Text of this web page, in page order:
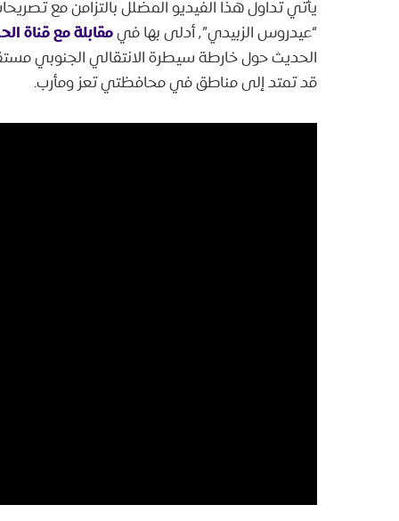
يأتي تداول هذا الفيديو المضلل بالتزامن مع
“عيدروس الزبيدي”٬ أدلى بها في
مقابلة مع قناة
قد تمتد إلى مناطق في محافظتي تعز ومأرب.